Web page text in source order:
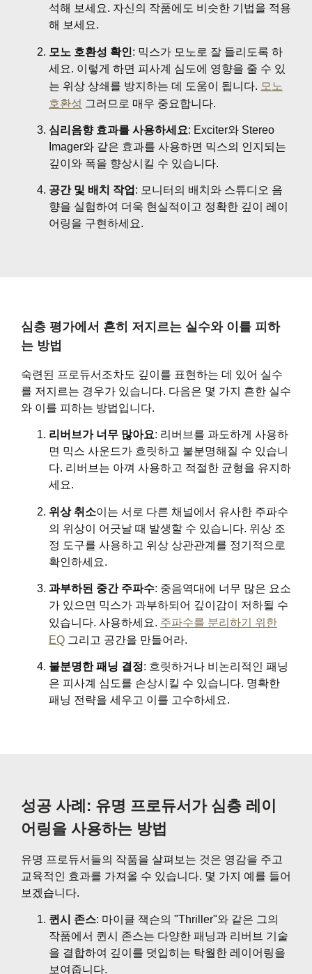
석해 보세요. 자신의 작품에도 비슷한 기법을 적용
해 보세요.
모노 호환성 확인: 믹스가 모노로 잘 들리도록 하
세요. 이렇게 하면 피사계 심도에 영향을 줄 수 있
는 위상 상쇄를 방지하는 데 도움이 됩니다. 모노
호환성 그러므로 매우 중요합니다.
심리음향 효과를 사용하세요: Exciter와 Stereo
Imager와 같은 효과를 사용하면 믹스의 인지되는
깊이와 폭을 향상시킬 수 있습니다.
공간 및 배치 작업 : 모니터의 배치와 스튜디오 음
향을 실험하여 더욱 현실적이고 정확한 깊이 레이
어링을 구현하세요.
심층 평가에서 흔히 저지르는 실수와 이를 피하
는 방법
숙련된 프로듀서조차도 깊이를 표현하는 데 있어 실수
를 저지르는 경우가 있습니다. 다음은 몇 가지 흔한 실수
와 이를 피하는 방법입니다.
리버브가 너무 많아요: 리버브를 과도하게 사용하
면 믹스 사운드가 흐릿하고 불분명해질 수 있습니
다. 리버브는 아껴 사용하고 적절한 균형을 유지하
세요.
위상 취소이는 서로 다른 채널에서 유사한 주파수
의 위상이 어긋날 때 발생할 수 있습니다. 위상 조
정 도구를 사용하고 위상 상관관계를 정기적으로
확인하세요.
과부하된 중간 주파수: 중음역대에 너무 많은 요소
가 있으면 믹스가 과부하되어 깊이감이 저하될 수
있습니다. 사용하세요. 주파수를 분리하기 위한
EQ 그리고 공간을 만들어라.
불분명한 패닝 결정: 흐릿하거나 비논리적인 패닝
은 피사계 심도를 손상시킬 수 있습니다. 명확한
패닝 전략을 세우고 이를 고수하세요.
성공 사례: 유명 프로듀서가 심층 레이
어링을 사용하는 방법
유명 프로듀서들의 작품을 살펴보는 것은 영감을 주고
교육적인 효과를 가져올 수 있습니다. 몇 가지 예를 들어
보겠습니다.
퀸시 존스: 마이클 잭슨의 "Thriller"와 같은 그의
작품에서 퀸시 존스는 다양한 패닝과 리버브 기술
을 결합하여 깊이를 덧입히는 탁월한 레이어링을
보여줍니다.